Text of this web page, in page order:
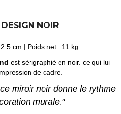
NOIR
cm | Poids net : 11 kg
est sérigraphié en noir, ce qui lui
de cadre.
miroir noir donne le rythme
murale."